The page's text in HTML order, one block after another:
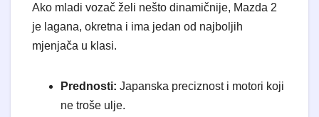
​Ako mladi vozač želi nešto dinamičnije, Mazda 2
je lagana, okretna i ima jedan od najboljih
mjenjača u klasi.
Prednosti: Japanska preciznost i motori koji
ne troše ulje.